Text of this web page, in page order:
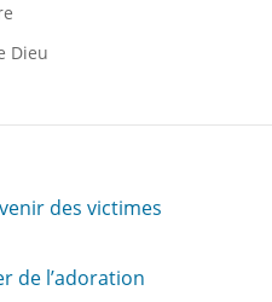
Dieu
des victimes
de l’adoration